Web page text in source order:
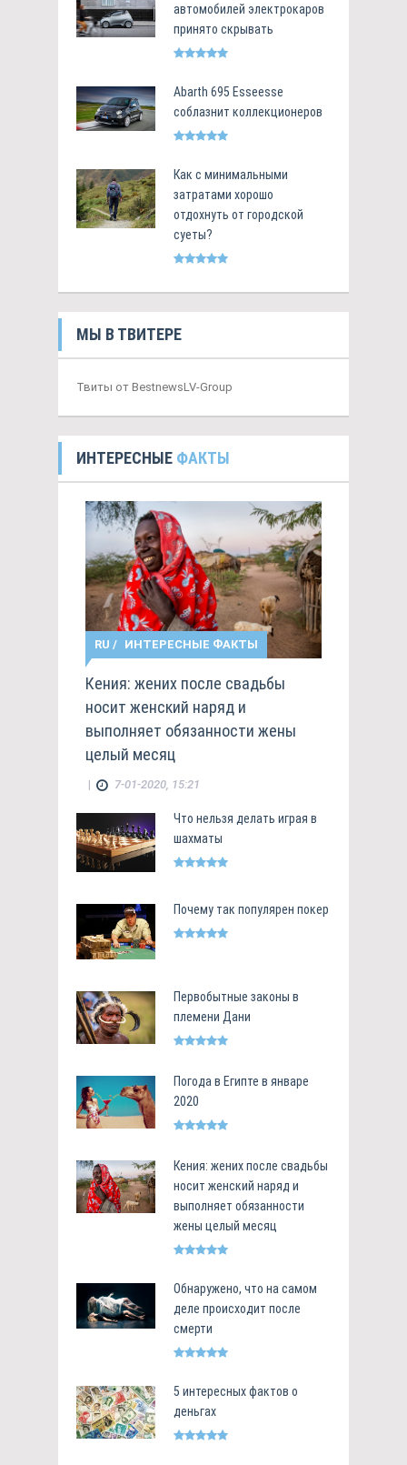
автомобилей электрокаров
принято скрывать
Abarth 695 Esseesse
соблазнит коллекционеров
Как с минимальными
затратами хорошо
отдохнуть от городской
суеты?
МЫ В ТВИТЕРЕ
Твиты от BestnewsLV-Group
ИНТЕРЕСНЫЕ ФАКТЫ
RU / ИНТЕРЕСНЫЕ ФАКТЫ
Кения: жених после свадьбы
носит женский наряд и
выполняет обязанности жены
целый месяц
| 7-01-2020, 15:21
Что нельзя делать играя в
шахматы
Почему так популярен покер
Первобытные законы в
племени Дани
Погода в Египте в январе
2020
Кения: жених после свадьбы
носит женский наряд и
выполняет обязанности
жены целый месяц
Обнаружено, что на самом
деле происходит после
смерти
5 интересных фактов о
деньгах